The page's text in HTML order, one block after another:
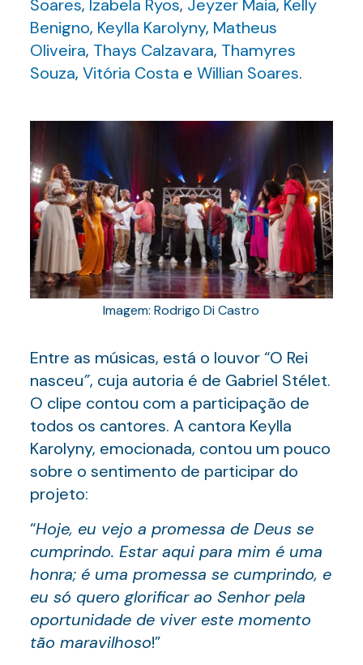
Soares, Izabela Ryos, Jeyzer Maia, Kelly
Benigno, Keylla Karolyny, Matheus
Oliveira, Thays Calzavara, Thamyres
Souza, Vitória Costa e Willian Soares.
Imagem: Rodrigo Di Castro
Entre as músicas, está o louvor “O Rei
nasceu”, cuja autoria é de Gabriel Stélet.
O clipe contou com a participação de
todos os cantores. A cantora Keylla
Karolyny, emocionada, contou um pouco
sobre o sentimento de participar do
projeto:
“Hoje, eu vejo a promessa de Deus se
cumprindo. Estar aqui para mim é uma
honra; é uma promessa se cumprindo, e
eu só quero glorificar ao Senhor pela
oportunidade de viver este momento
tão maravilhoso!”